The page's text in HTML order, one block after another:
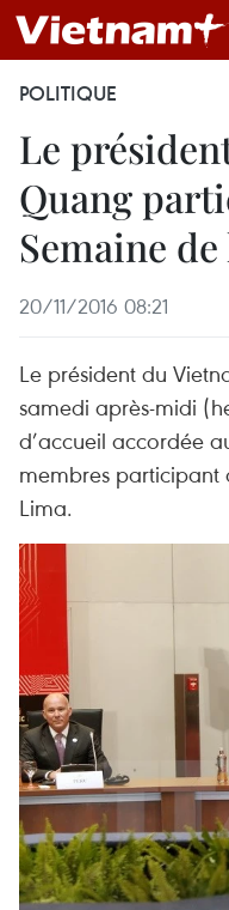
POLITIQUE
Le
Quang
Semaine de
20/11/2016 08:21
Le président du
samedi après-midi
d’accueil accordée
membres participant
Lima.